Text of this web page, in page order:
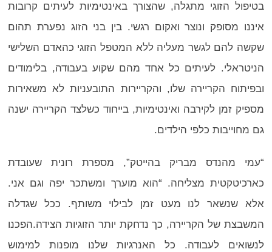
בטיפול הזוגי מתגלה, שהצורך באינטימיות לעיתים קרובות
איננו מסופק ונוצר ואקום רגשי. בין בני הזוג נפערת תהום
שקשה להם לגשר מעליה ללא המטפל הזוגי כהאדם השלישי
הניטראלי. לעיתים כל אחד מהם שקוע בעבודה, בלימודים
ובפיתוח הקריירה שלו, והקריירות התובעניות לא משאירות
מספיק זמן לקירבה ואינטימיות, בייחוד כשלצד הקריירה ישנה
גם מחוייבות כלפי הילדים.
“עמי מהנדס מבריק בהייטק”, מספרת רונית שעובדת
כארכיטקטית מצליחה. “הוא מוערך ומשתכר יפה וגם אני.
אלא שנשאר לנו מעט זמן לבילוי משותף. ככל שגדלה
המשבצת של הקריירה, כך נדחקת יותר הזוגיות הצידה.הפכנו
לנשואים לעבודה. כל האנרגיות שלנו מופנות למימוש